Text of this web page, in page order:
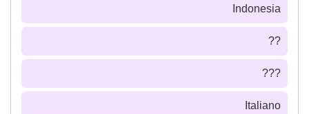
Indonesia
??
???
Italiano